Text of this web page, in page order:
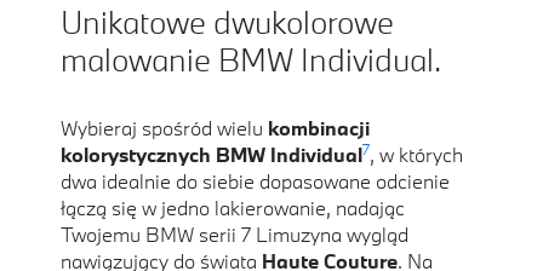
Unikatowe dwukolorowe
malowanie BMW Individual.
Wybieraj spośród wielu kombinacji
kolorystycznych BMW Individual7, w których
dwa idealnie do siebie dopasowane odcienie
łączą się w jedno lakierowanie, nadając
Twojemu BMW serii 7 Limuzyna wygląd
nawiązujący do świata Haute Couture. Na